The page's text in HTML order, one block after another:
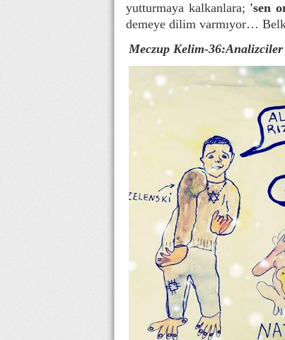
yutturmaya kalkanlara; 'sen
demeye dilim varmıyor…
Meczup Kelim-36:Analizciler